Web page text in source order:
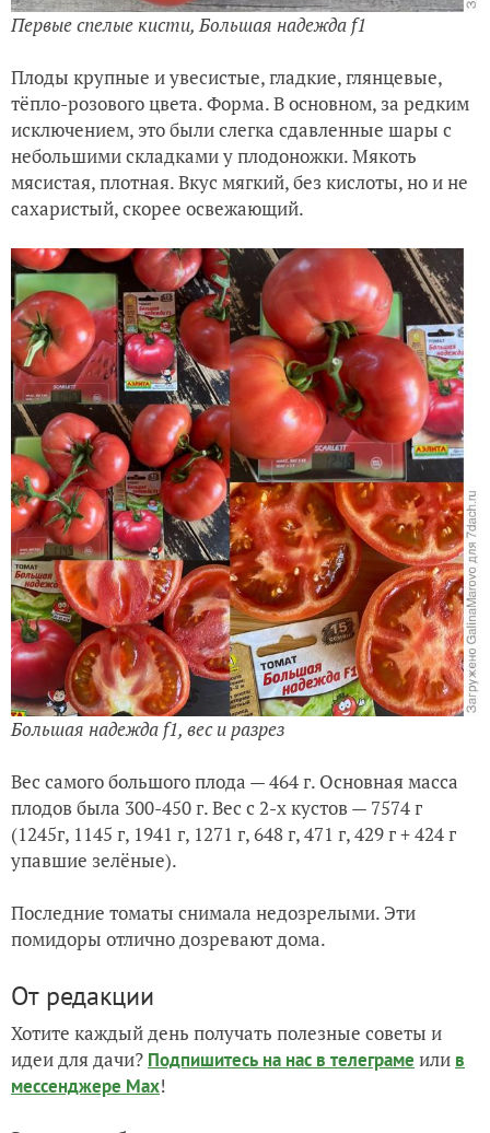
Первые спелые кисти, Большая надежда f1
Плоды крупные и увесистые, гладкие, глянцевые,
тёпло-розового цвета. Форма. В основном, за редким
исключением, это были слегка сдавленные шары с
небольшими складками у плодоножки. Мякоть
мясистая, плотная. Вкус мягкий, без кислоты, но и не
сахаристый, скорее освежающий.
Большая надежда f1, вес и разрез
Вес самого большого плода — 464 г. Основная масса
плодов была 300-450 г. Вес с 2-х кустов — 7574 г
(1245г, 1145 г, 1941 г, 1271 г, 648 г, 471 г, 429 г + 424 г
упавшие зелёные).
Последние томаты снимала недозрелыми. Эти
помидоры отлично дозревают дома.
От редакции
Хотите каждый день получать полезные советы и
идеи для дачи? Подпишитесь на нас в телеграме или в
мессенджере Max!